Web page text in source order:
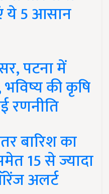
ये 5 आसान
पटना में
की कृषि
रणनीति
बारिश का
15 से ज्यादा
अलर्ट